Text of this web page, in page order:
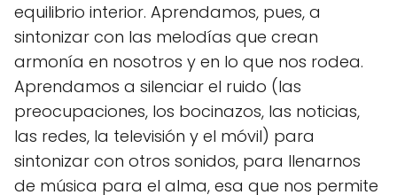
equilibrio interior. Aprendamos, pues, a
sintonizar con las melodías que crean
armonía en nosotros y en lo que nos rodea.
Aprendamos a silenciar el ruido (las
preocupaciones, los bocinazos, las noticias,
las redes, la televisión y el móvil) para
sintonizar con otros sonidos, para llenarnos
de música para el alma, esa que nos permite